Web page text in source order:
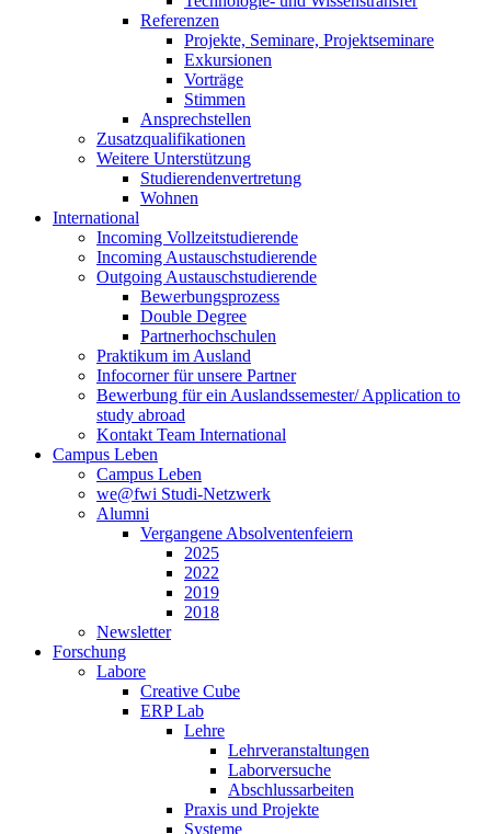
Referenzen
Projekte, Seminare, Projektseminare
Exkursionen
Vorträge
Stimmen
Ansprechstellen
Zusatzqualifikationen
Weitere Unterstützung
Studierendenvertretung
Wohnen
International
Incoming Vollzeitstudierende
Incoming Austauschstudierende
Outgoing Austauschstudierende
Bewerbungsprozess
Double Degree
Partnerhochschulen
Praktikum im Ausland
Infocorner für unsere Partner
Bewerbung für ein Auslandssemester/ Application to
study abroad
Kontakt Team International
Campus Leben
Campus Leben
we@fwi Studi-Netzwerk
Alumni
Vergangene Absolventenfeiern
2025
2022
2019
2018
Newsletter
Forschung
Labore
Creative Cube
ERP Lab
Lehre
Lehrveranstaltungen
Laborversuche
Abschlussarbeiten
Praxis und Projekte
Systeme